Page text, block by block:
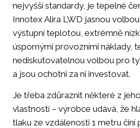
nejvyšší standardy, je tepelné
Innotex Alira LWD jasnou
výstupní teplotou, extrémně
úspornými provozními náklady,
nediskutovatelnou volbou pro
a jsou ochotni za ni investovat.
Je třeba zdůraznit některé z
vlastností – výrobce udává, že
tlaku ze vzdálenosti 1 metru činí